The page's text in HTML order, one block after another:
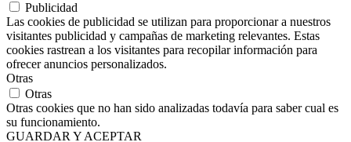
Publicidad
Las cookies de publicidad se utilizan para proporcionar a nuestros
visitantes publicidad y campañas de marketing relevantes. Estas
cookies rastrean a los visitantes para recopilar información para
ofrecer anuncios personalizados.
Otras
Otras
Otras cookies que no han sido analizadas todavía para saber cual es
su funcionamiento.
GUARDAR Y ACEPTAR